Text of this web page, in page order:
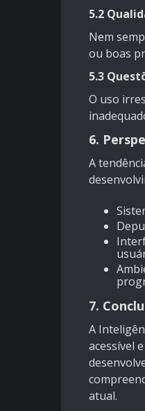
5.2
Nem
ou boas
5.3
O uso
6.
A
7.
A
acessível
atual.